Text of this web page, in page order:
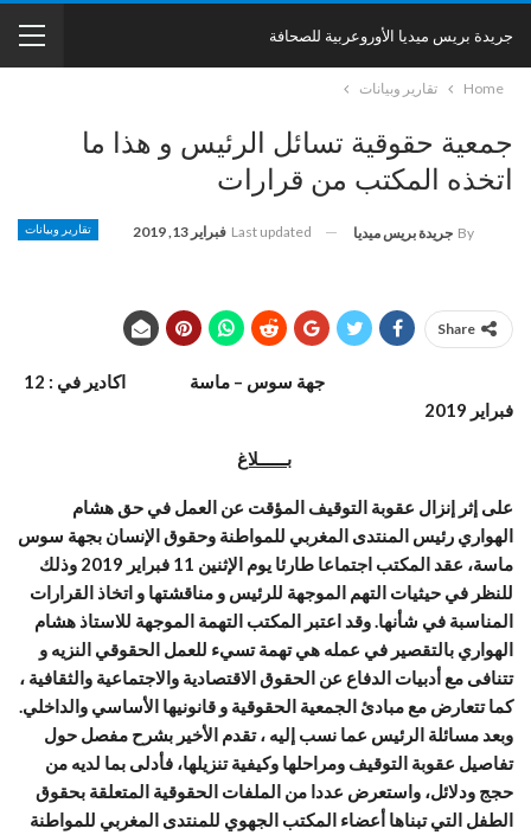
جريدة بريس ميديا الأوروعربية للصحافة
Home تقارير وبيانات
جمعية حقوقية تسائل الرئيس و هذا ما
اتخذه المكتب من قرارات
تقارير وبيانات By جريدة بريس ميديا Last updated فبراير 13, 2019
Share
جهة سوس – ماسة
اكادير في : 12
فبراير 2019
بــــــلاغ
على إثر إنزال عقوبة التوقيف المؤقت عن العمل في حق هشام
الهواري رئيس المنتدى المغربي للمواطنة وحقوق الإنسان بجهة سوس
ماسة، عقد المكتب اجتماعا طارئا يوم الإثنين 11 فبراير 2019 وذلك
للنظر في حيثيات التهم الموجهة للرئيس و مناقشتها و اتخاذ القرارات
المناسبة في شأنها. وقد اعتبر المكتب التهمة الموجهة للاستاذ هشام
الهواري بالتقصير في عمله هي تهمة تسيء للعمل الحقوقي النزيه و
تتنافى مع أدبيات الدفاع عن الحقوق الاقتصادية والاجتماعية والثقافية ،
كما تتعارض مع مبادئ الجمعية الحقوقية و قانونيها الأساسي والداخلي.
وبعد مسائلة الرئيس عما نسب إليه ، تقدم الأخير بشرح مفصل حول
تفاصيل عقوبة التوقيف ومراحلها وكيفية تنزيلها، فأدلى بما لديه من
حجج ودلائل، واستعرض عددا من الملفات الحقوقية المتعلقة بحقوق
الطفل التي تبناها أعضاء المكتب الجهوي للمنتدى المغربي للمواطنة